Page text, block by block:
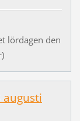
lördagen den